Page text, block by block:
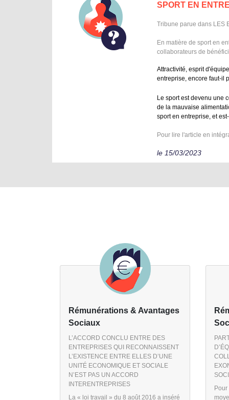
SPORT EN
Tribune parue dans LES
En matière de sport en
collaborateurs de
Attractivité, esprit
entreprise, encore faut-il
Le sport est devenu une
de la mauvaise
sport en entreprise, et
Pour lire l'article en
le 15/03/2023
Rémunérations & Avantages
Sociaux
L’ACCORD CONCLU ENTRE DES
ENTREPRISES QUI RECONNAISSENT
L’EXISTENCE ENTRE ELLES D’UNE
UNITÉ ECONOMIQUE ET SOCIALE
N’EST PAS UN ACCORD
INTERENTREPRISES
La « loi travail » du 8 août 2016 a inséré